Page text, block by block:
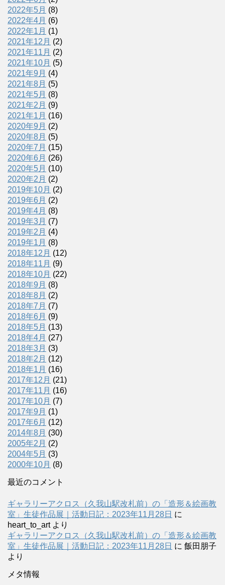
2022年5月 (8)
2022年4月 (6)
2022年1月 (1)
2021年12月 (2)
2021年11月 (2)
2021年10月 (5)
2021年9月 (4)
2021年8月 (5)
2021年5月 (8)
2021年2月 (9)
2021年1月 (16)
2020年9月 (2)
2020年8月 (5)
2020年7月 (15)
2020年6月 (26)
2020年5月 (10)
2020年2月 (2)
2019年10月 (2)
2019年6月 (2)
2019年4月 (8)
2019年3月 (7)
2019年2月 (4)
2019年1月 (8)
2018年12月 (12)
2018年11月 (9)
2018年10月 (22)
2018年9月 (8)
2018年8月 (2)
2018年7月 (7)
2018年6月 (9)
2018年5月 (13)
2018年4月 (27)
2018年3月 (3)
2018年2月 (12)
2018年1月 (16)
2017年12月 (21)
2017年11月 (16)
2017年10月 (7)
2017年9月 (1)
2017年6月 (12)
2014年8月 (30)
2005年2月 (2)
2004年5月 (3)
2000年10月 (8)
最近のコメント
ギャラリーアクロス（久我山駅改札前）の「造形＆絵画教
室」生徒作品展｜活動日記：2023年11月28日 に
heart_to_artより
ギャラリーアクロス（久我山駅改札前）の「造形＆絵画教
室」生徒作品展｜活動日記：2023年11月28日 に 飯田朋子
より
メタ情報